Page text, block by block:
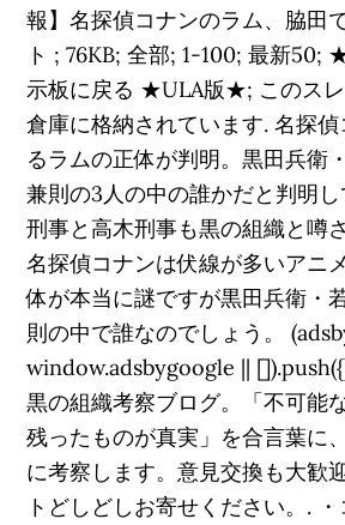
報】名探偵コナンのラム、脇田
ト ; 76KB; 全部; 1-100; 最新
示板に戻る ★ULA版★; このス
倉庫に格納されています. 名探
るラムの正体が判明。黒田兵衛
兼則の3人の中の誰かだと判明
刑事と高木刑事も黒の組織と噂
名探偵コナンは伏線が多いアニ
体が本当に謎ですが黒田兵衛・
則の中で誰なのでしょう。
window.adsbygoogle ||
黒の組織考察ブログ。「不可能
残ったものが真実」を合言葉に
に考察します。意見交換も大歓
トどしどしお寄せください。.